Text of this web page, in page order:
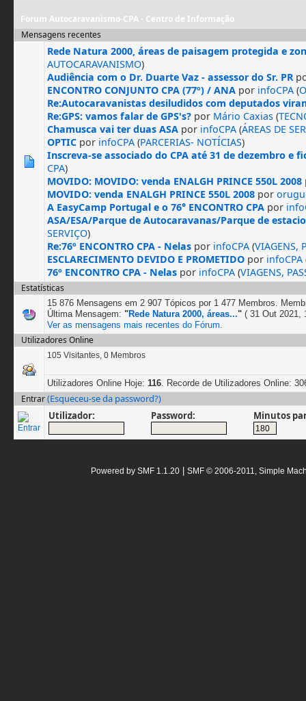
Forum Autocaravanismo-CPA - Centro de Informação
Mensagens recentes
Rede Natura 2000, áreas de paisagem protegida e
AUTOCARAVANISMO)
Audiência com o Dr. Duarte Vaz - assessor do Sr. PR
ENCONTRO CONJUNTO CPA (77º) / ANA por infoCPA (
Re:Autocaravanistas desiludidos com deputados
Re:GPS: vamos falar de GPS's? por Mário Caxias (
Chamusca vai ter duas ASA por infoCPA (ÁREAS DE
OPTIC por infoCPA (PARCERIAS- NOTÍCIAS)
Inscreva-se associado do CPA até 31 de dezembro e
CPA)
MOVIDO: MOVIDO: venda ENALGH PRINCE 550L 2008
MOVIDO: venda ENALGH PRINCE 550L 2008 por
A EasyCamp Portugal e o 76° ENCONTRO CPA por
ASA/ESA/Parque de Autocaravanas/Parque de
SERVIÇO)
Re:76º ENCONTRO CPA - Nelas por infoCPA (VIAGENS,
ESCLARECIMENTO DEVIDO E PROMETIDO por infoCPA
76º ENCONTRO CPA - Nelas por infoCPA (VIAGENS,
Estatísticas
15 876 Mensagens em 2 907 Tópicos por 1 477 Membros.
Última Mensagem: "Rede Natura 2000, áreas..." ( 31 Out 2021,
Ver as mensagens mais recentes do Fórum.
Utilizadores Online
105 Visitantes, 0 Membros
Utilizadores Online Hoje: 116 . Recorde de Utilizadores Online:
Entrar(Esqueceu-se da password?)
Utilizador:
Password: Minutos
Powered by SMF 1.1.20 SMF © 2006-2011, Simple